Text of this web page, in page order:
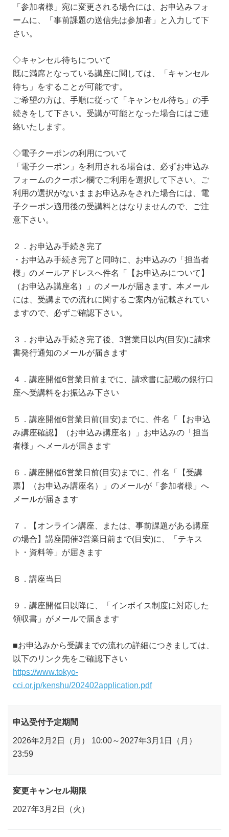
「参加者様」宛に変更される場合には、お申込みフォ
ームに、「事前課題の送信先は参加者」と入力して下
さい。
◇キャンセル待ちについて
既に満席となっている講座に関しては、「キャンセル
待ち」をすることが可能です。
ご希望の方は、手順に従って「キャンセル待ち」の手
続きをして下さい。受講が可能となった場合にはご連
絡いたします。
◇電子クーポンの利用について
「電子クーポン」を利用される場合は、必ずお申込み
フォームのクーポン欄でご利用を選択して下さい。ご
利用の選択がないままお申込みをされた場合には、電
子クーポン適用後の受講料とはなりませんので、ご注
意下さい。
２．お申込み手続き完了
・お申込み手続き完了と同時に、お申込みの「担当者
様」のメールアドレスへ件名「【お申込みについて】
（お申込み講座名）」のメールが届きます。本メール
には、受講までの流れに関するご案内が記載されてい
ますので、必ずご確認下さい。
３．お申込み手続き完了後、3営業日以内(目安)に請求
書発行通知のメールが届きます
４．講座開催6営業日前までに、請求書に記載の銀行口
座へ受講料をお振込み下さい
５．講座開催6営業日前(目安)までに、件名「【お申込
み講座確認】（お申込み講座名）」お申込みの「担当
者様」へメールが届きます
６．講座開催6営業日前(目安)までに、件名「【受講
票】（お申込み講座名）」のメールが「参加者様」へ
メールが届きます
７．【オンライン講座、または、事前課題がある講座
の場合】講座開催3営業日前まで(目安)に、「テキス
ト・資料等」が届きます
８．講座当日
９．講座開催日以降に、「インボイス制度に対応した
領収書」がメールで届きます
■お申込みから受講までの流れの詳細につきましては、
以下のリンク先をご確認下さい
https://www.tokyo-
cci.or.jp/kenshu/202402application.pdf
申込受付予定期間
2026年2月2日（月） 10:00～2027年3月1日（月）
23:59
変更キャンセル期限
2027年3月2日（火）